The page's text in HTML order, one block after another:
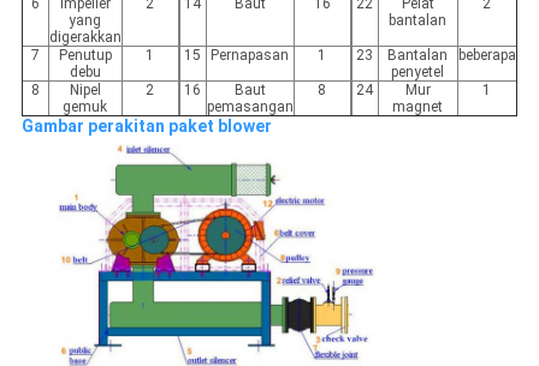
6
Impeller
yang
digerakkan
2 14 Baut 16 22
Pelat
bantalan
2
7
Penutup
debu
1 15 Pernapasan 1 23
Bantalan
penyetel
beberapa
8
Nipel
gemuk
2 16
Baut
pemasangan
8 24
Mur
magnet
1
Gambar perakitan paket blower